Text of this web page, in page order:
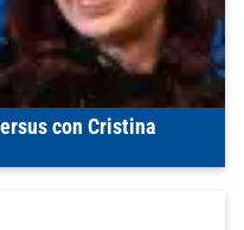
con Cristina